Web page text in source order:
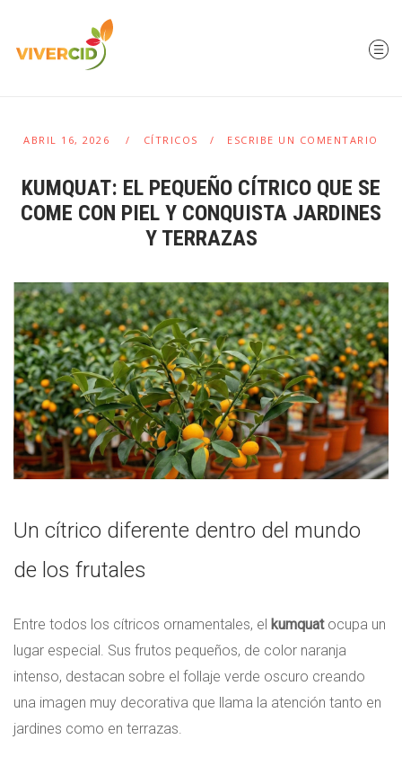
ABRIL 16, 2026 CÍTRICOS ESCRIBE UN COMENTARIO
KUMQUAT: EL PEQUEÑO CÍTRICO QUE SE
COME CON PIEL Y CONQUISTA JARDINES
Y TERRAZAS
Un cítrico diferente dentro del mundo
de los frutales
Entre todos los cítricos ornamentales, el kumquatocupa un
lugar especial. Sus frutos pequeños, de color naranja
intenso, destacan sobre el follaje verde oscuro creando
una imagen muy decorativa que llama la atención tanto en
jardines como en terrazas.